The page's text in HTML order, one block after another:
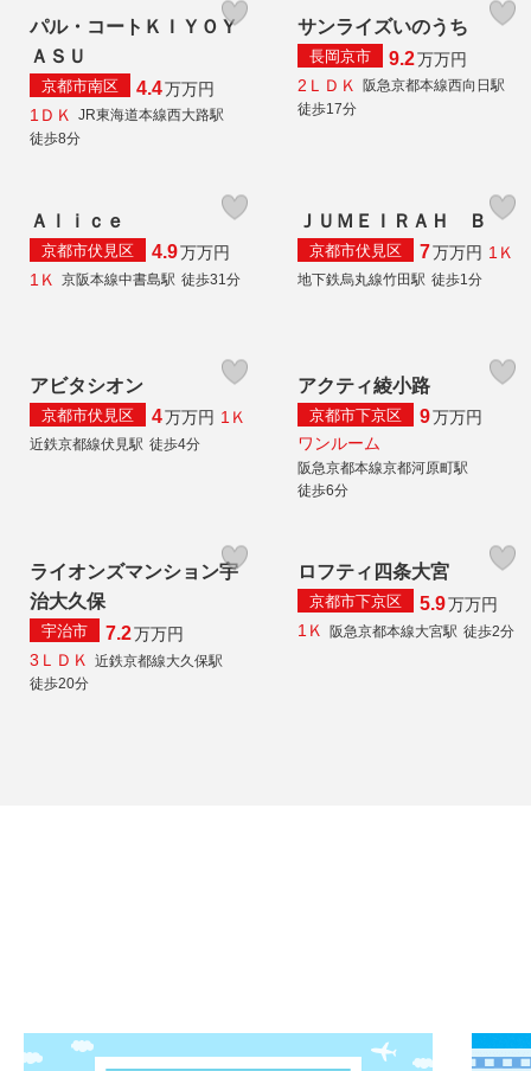
パル・コートＫＩＹＯＹ
ＡＳＵ
京都市南区 4.4万万円
1ＤＫ
JR東海道本線西大路駅
徒歩8分
サンライズいのうち
長岡京市 9.2万万円
2ＬＤＫ
阪急京都本線西向日駅
徒歩17分
Ａｌｉｃｅ
京都市伏見区 4.9万万円
1Ｋ
京阪本線中書島駅 徒歩31分
ＪＵＭＥＩＲＡＨ Ｂ
京都市伏見区 7万万円 1Ｋ
地下鉄烏丸線竹田駅 徒歩1分
アビタシオン
京都市伏見区 4万万円 1Ｋ
近鉄京都線伏見駅 徒歩4分
アクティ綾小路
京都市下京区 9万万円
ワンルーム
阪急京都本線京都河原町駅
徒歩6分
ライオンズマンション宇
治大久保
宇治市 7.2万万円
3ＬＤＫ
近鉄京都線大久保駅
徒歩20分
ロフティ四条大宮
京都市下京区 5.9万万円
1Ｋ
阪急京都本線大宮駅 徒歩2分